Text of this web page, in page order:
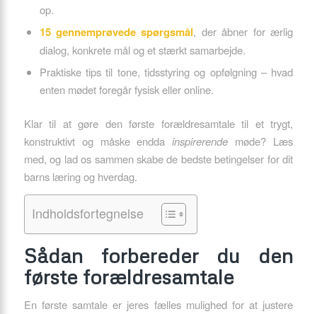
op.
15 gennemprøvede spørgsmål, der åbner for ærlig
dialog, konkrete mål og et stærkt samarbejde.
Praktiske tips til tone, tidsstyring og opfølgning – hvad
enten mødet foregår fysisk eller online.
Klar til at gøre den første forældresamtale til et trygt,
konstruktivt og måske enddainspirerende møde? Læs
med, og lad os sammen skabe de bedste betingelser for dit
barns læring og hverdag.
Indholdsfortegnelse
Sådan forbereder du den
første forældresamtale
En første samtale er jeres fælles mulighed for at justere